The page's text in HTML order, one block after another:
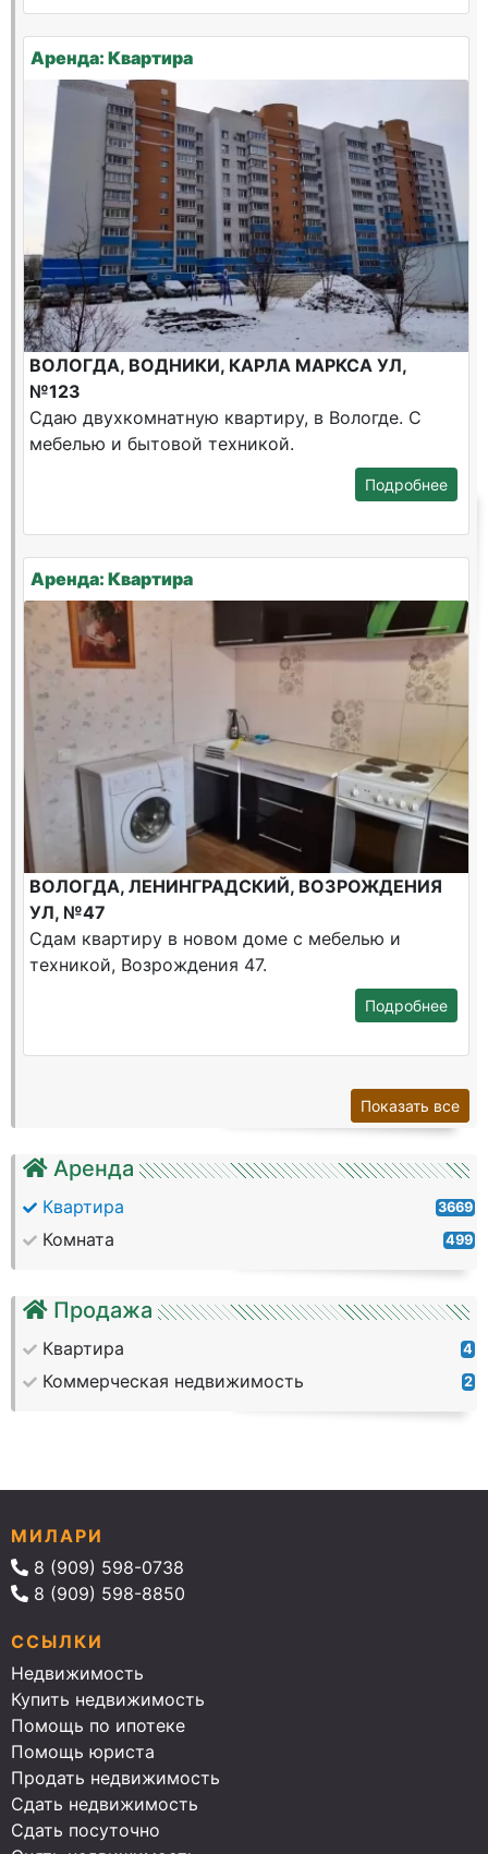
Аренда
Квартира 3669
Комната 499
Продажа
Квартира 4
Коммерческая недвижимость 2
Аренда: Квартира
ВОЛОГДА, ВОДНИКИ, КАРЛА МАРКСА УЛ,
№123
Сдаю двухкомнатную квартиру, в Вологде. С
мебелью и бытовой техникой.
Подробнее
Аренда: Квартира
ВОЛОГДА, ЛЕНИНГРАДСКИЙ, ВОЗРОЖДЕНИЯ
УЛ, №47
Сдам квартиру в новом доме с мебелью и
техникой, Возрождения 47.
Подробнее
Показать все
МИЛАРИ
8 (909) 598-0738
8 (909) 598-8850
ССЫЛКИ
Недвижимость
Купить недвижимость
Помощь по ипотеке
Помощь юриста
Продать недвижимость
Сдать недвижимость
Сдать посуточно